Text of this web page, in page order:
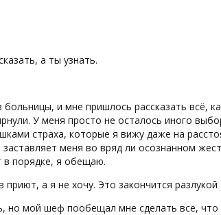
а ты узнать.
и мне пришлось рассказать всё,
У меня просто не осталось иного
страха, которые я вижу даже на
меня во вряд ли осознанном
в порядке, я обещаю.
а я не хочу. Это закончится разлукой
но мой шеф пообещал мне сделать всё, что